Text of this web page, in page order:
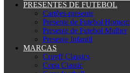
PRESENTES DE FUTEBOL
Cartões-presente
Presente de Futebol Homem
Presente de Futebol Mulher
Presente Infantil
MARCAS
Cruyff Classics
Copa Classic